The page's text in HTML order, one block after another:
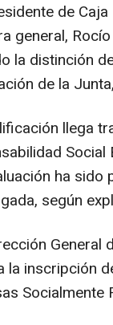
de Caja
general,
la distinción
de la
llega
ha
según
General
la inscripción
Socialmente